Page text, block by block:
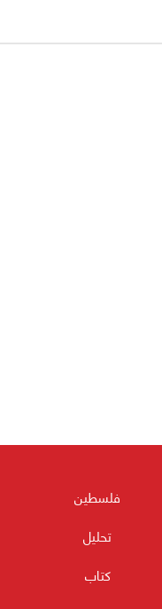
فلسطين
تحليل
كتاب